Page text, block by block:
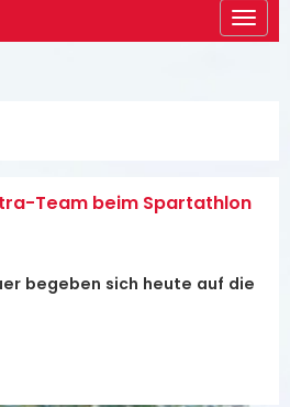
Team beim Spartathlon
begeben sich heute auf die